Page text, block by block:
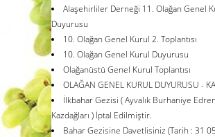
Alaşehirliler Derneği 11. Olağan Genel
Duyurusu
10. Olağan Genel Kurul 2. Toplantısı
10. Olağan Genel Kurul Duyurusu
Olağanüstü Genel Kurul Toplantısı
OLAĞAN GENEL KURUL DUYURUSU -
İlkbahar Gezisi ( Ayvalık Burhaniye
Kazdağları ) İptal Edilmiştir.
Bahar Gezisine Davetlisiniz (Tarih : 31